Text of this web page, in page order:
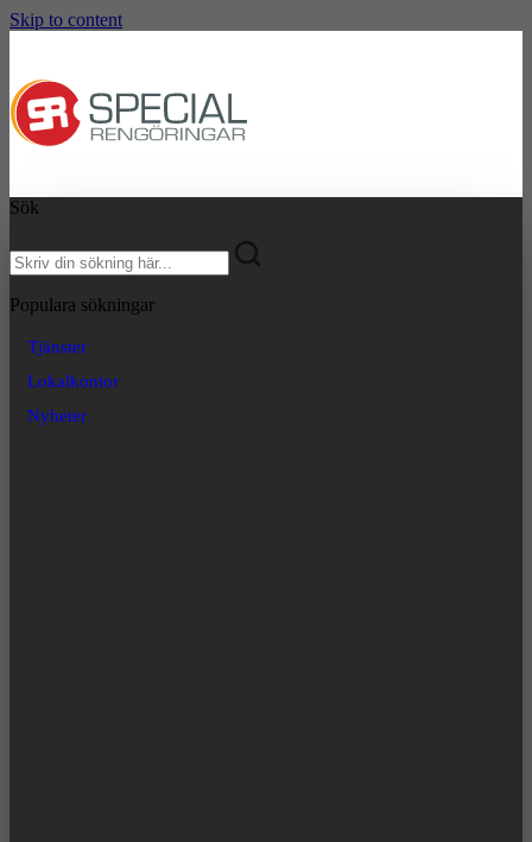
Skip to content
Sök
Populara sökningar
Tjänster
Lokalkontor
Nyheter